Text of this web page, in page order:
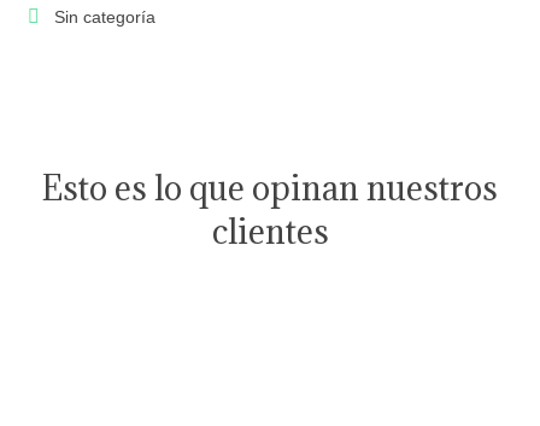
Sin categoría
Esto es lo que opinan nuestros
clientes